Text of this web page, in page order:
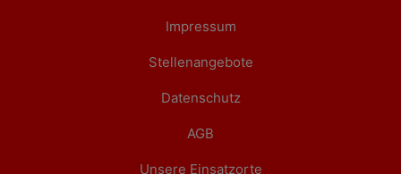
Impressum
Stellenangebote
Datenschutz
AGB
Unsere Einsatzorte